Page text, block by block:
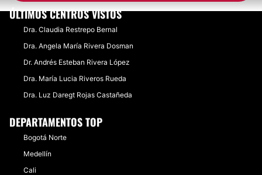
ÚLTIMOS CENTROS VISTOS
Dra. Claudia Restrepo Bernal
Dra. Angela María Rivera Dosman
Dr. Andrés Esteban Rivera López
Dra. María Lucia Riveros Rueda
Dra. Luz Daregt Rojas Castañeda
DEPARTAMENTOS TOP
Bogotá Norte
Medellín
Cali